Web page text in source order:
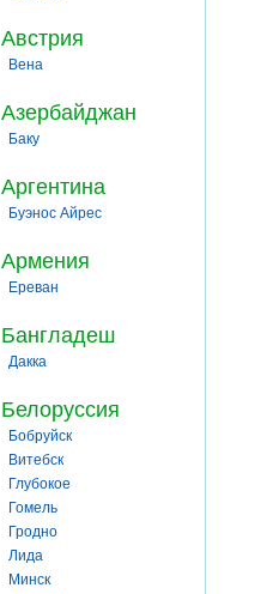
Австрия
Вена
Азербайджан
Баку
Аргентина
Буэнос Айрес
Армения
Ереван
Бангладеш
Дакка
Белоруссия
Бобруйск
Витебск
Глубокое
Гомель
Гродно
Лида
Минск